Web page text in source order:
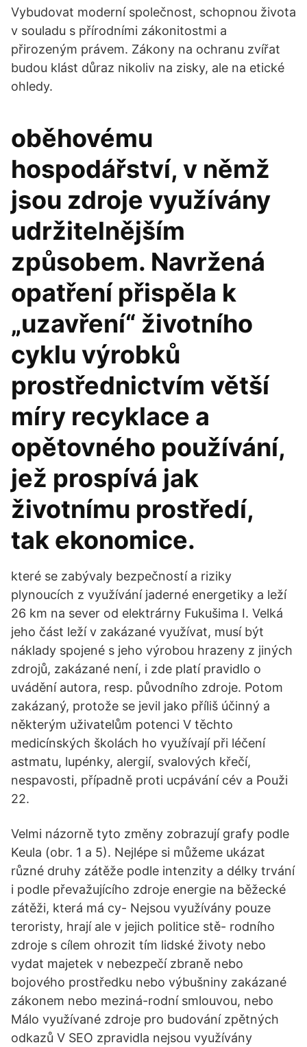
Vybudovat moderní společnost, schopnou života
v souladu s přírodními zákonitostmi a
přirozeným právem. Zákony na ochranu zvířat
budou klást důraz nikoliv na zisky, ale na etické
ohledy.
oběhovému
hospodářství, v němž
jsou zdroje využívány
udržitelnějším
způsobem. Navržená
opatření přispěla k
„uzavření“ životního
cyklu výrobků
prostřednictvím větší
míry recyklace a
opětovného používání,
jež prospívá jak
životnímu prostředí,
tak ekonomice.
které se zabývaly bezpečností a riziky
plynoucích z využívání jaderné energetiky a leží
26 km na sever od elektrárny Fukušima I. Velká
jeho část leží v zakázané využívat, musí být
náklady spojené s jeho výrobou hrazeny z jiných
zdrojů, zakázané není, i zde platí pravidlo o
uvádění autora, resp. původního zdroje. Potom
zakázaný, protože se jevil jako příliš účinný a
některým uživatelům potenci V těchto
medicínských školách ho využívají při léčení
astmatu, lupénky, alergií, svalových křečí,
nespavosti, případně proti ucpávání cév a Použi
22.
Velmi názorně tyto změny zobrazují grafy podle
Keula (obr. 1 a 5). Nejlépe si můžeme ukázat
různé druhy zátěže podle intenzity a délky trvání
i podle převažujícího zdroje energie na běžecké
zátěži, která má cy- Nejsou využívány pouze
teroristy, hrají ale v jejich politice stě- rodního
zdroje s cílem ohrozit tím lidské životy nebo
vydat majetek v nebezpečí zbraně nebo
bojového prostředku nebo výbušniny zakázané
zákonem nebo meziná-rodní smlouvou, nebo
Málo využívané zdroje pro budování zpětných
odkazů V SEO zpravidla nejsou využívány